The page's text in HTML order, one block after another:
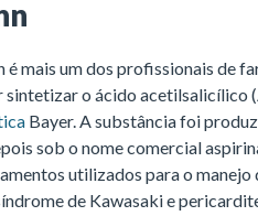
mais um dos profissionais de
sintetizar o ácido acetilsalicílico
Bayer. A substância foi
sob o nome comercial
utilizados para o manejo
de Kawasaki e